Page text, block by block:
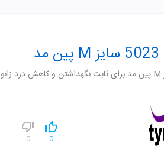
زانو بند کشی کد 5023 سایز M پین مد برای ثابت نگهداشتن و کاهش درد زانو
0
0